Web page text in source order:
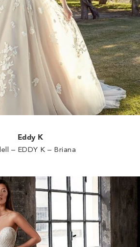
Eddy K
– EDDY K – Briana